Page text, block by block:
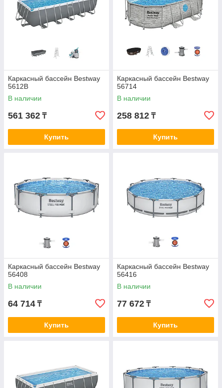
Каркасный бассейн Bestway
5612B
В наличии
561 362 ₸
Купить
Каркасный бассейн Bestway
56714
В наличии
258 812 ₸
Купить
Каркасный бассейн Bestway
56408
В наличии
64 714 ₸
Купить
Каркасный бассейн Bestway
56416
В наличии
77 672 ₸
Купить